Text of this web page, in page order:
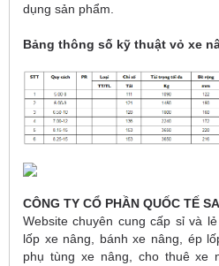
dụng sản phẩm.
Bảng thông số kỹ thuật vỏ xe
CÔNG TY CỔ PHẦN QUỐC TẾ
Website chuyên cung cấp sỉ và
lốp xe nâng, bánh xe nâng, ép
phụ tùng xe nâng, cho thuê xe